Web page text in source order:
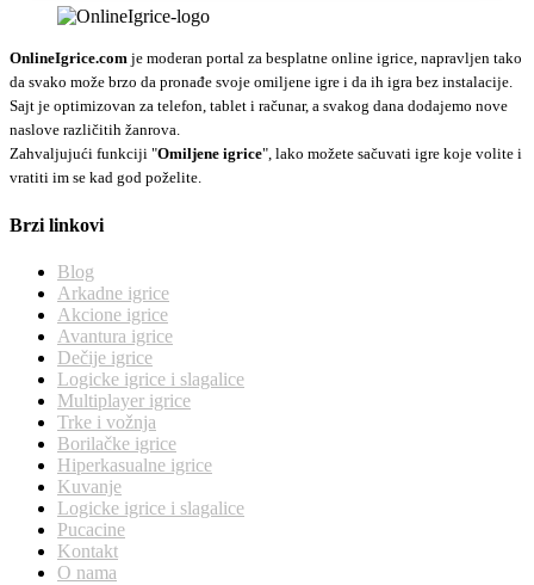
OnlineIgrice.com je moderan portal za besplatne online igrice, napravljen tako
da svako može brzo da pronađe svoje omiljene igre i da ih igra bez instalacije.
Sajt je optimizovan za telefon, tablet i računar, a svakog dana dodajemo nove
naslove različitih žanrova.
Zahvaljujući funkciji "Omiljene igrice", lako možete sačuvati igre koje volite i
vratiti im se kad god poželite.
Brzi linkovi
Blog
Arkadne igrice
Akcione igrice
Avantura igrice
Dečije igrice
Logicke igrice i slagalice
Multiplayer igrice
Trke i vožnja
Borilačke igrice
Hiperkasualne igrice
Kuvanje
Logicke igrice i slagalice
Pucacine
Kontakt
O nama